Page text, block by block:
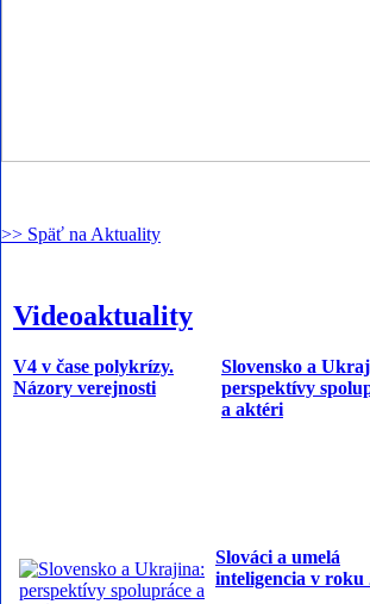
>> Späť na Aktuality
Videoaktuality
V4 v čase polykrízy.
Názory verejnosti
Slovensko a
perspektívy
a aktéri
Slováci a umelá
inteligencia v roku